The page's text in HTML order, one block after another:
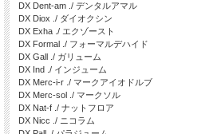
DX Dent-am ./ デンタルアマル
DX Diox ./ ダイオクシン
DX Exha ./ エクゾースト
DX Formal ./ フォーマルデハイド
DX Gall ./ ガリューム
DX Ind ./ インジューム
DX Merc-i-r ./ マークアイオドルブ
DX Merc-sol ./ マークソル
DX Nat-f ./ ナットフロア
DX Nicc ./ ニコラム